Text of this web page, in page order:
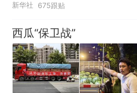
新华社 675跟贴
西瓜“保卫战”